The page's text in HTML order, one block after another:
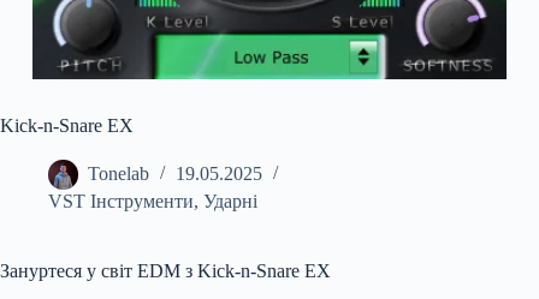
Kick-n-Snare EX
Tonelab
19.05.2025
VST Інструменти, Ударні
Зануртеся у світ EDM з Kick-n-Snare EX